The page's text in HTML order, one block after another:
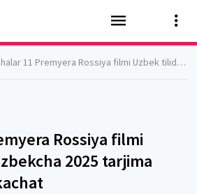
11 Premyera Rossiya filmi Uzbek tilida O'zbekcha 2025 tarjima kino Full HD skachat
Rossiya filmi
2025 tarjima